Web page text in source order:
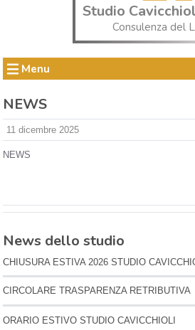
Studio
Consulenza del
Menu
NEWS
11 dicembre 2025
NEWS
News dello studio
CHIUSURA ESTIVA 2026 STUDIO
CIRCOLARE TRASPARENZA RETRIBUTIVA
ORARIO ESTIVO STUDIO CAVICCHIOLI